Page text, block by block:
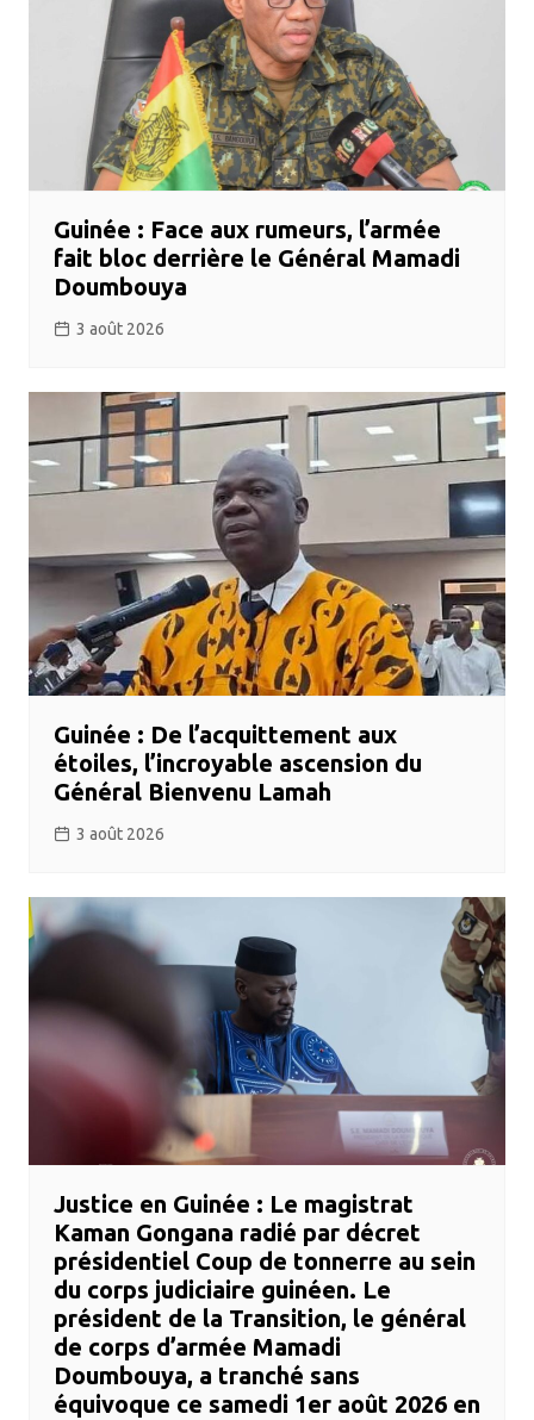
Guinée : Face aux rumeurs, l’armée
fait bloc derrière le Général Mamadi
Doumbouya
3 août 2026
Guinée : De l’acquittement aux
étoiles, l’incroyable ascension du
Général Bienvenu Lamah
3 août 2026
​Justice en Guinée : Le magistrat
Kaman Gongana radié par décret
présidentiel ​Coup de tonnerre au sein
du corps judiciaire guinéen. Le
président de la Transition, le général
de corps d’armée Mamadi
Doumbouya, a tranché sans
équivoque ce samedi 1er août 2026 en